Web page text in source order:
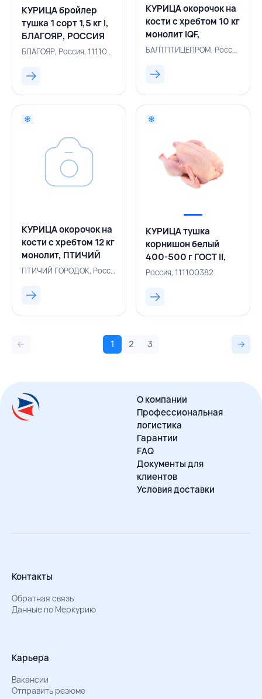
КУРИЦА бройлер
тушка 1 сорт 1,5 кг I,
БЛАГОЯР, РОССИЯ
БЛАГОЯР, Россия, 111100510
КУРИЦА окорочок на
кости с хребтом 10 кг
монолит IQF,
БАЛТПТИЦЕПРОМ, БАЛТПТИЦЕПРОМ, Россия, 500005326
КУРИЦА окорочок на
кости с хребтом 12 кг
монолит, ПТИЧИЙ
ГОРОДОК, РОССИЯ ПТИЧИЙ ГОРОДОК, Россия, 500005340
КУРИЦА тушка
корнишон белый
400-500 г ГОСТ II,
РОССИЯ
Россия, 111100382
1 2 3
О компании
Профессиональная
логистика
Гарантии
FAQ
Документы для
клиентов
Условия доставки
Контакты
Обратная связь
Данные по Меркурию
Карьера
Вакансии
Отправить резюме